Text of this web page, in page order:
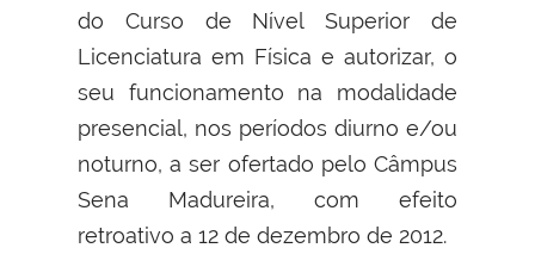
do Curso de Nível Superior de
Licenciatura em Física e autorizar, o
seu funcionamento na modalidade
presencial, nos períodos diurno e/ou
noturno, a ser ofertado pelo Câmpus
Sena Madureira, com efeito
retroativo a 12 de dezembro de 2012.